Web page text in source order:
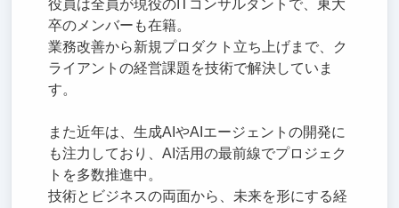
役員は全員が現役のITコンサルタントで、東大
卒のメンバーも在籍。
業務改善から新規プロダクト立ち上げまで、ク
ライアントの経営課題を技術で解決していま
す。
また近年は、生成AIやAIエージェントの開発に
も注力しており、AI活用の最前線でプロジェク
トを多数推進中。
技術とビジネスの両面から、未来を形にする経